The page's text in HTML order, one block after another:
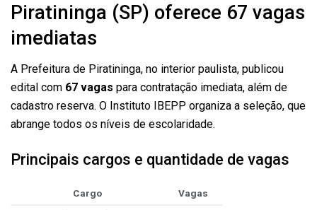
Piratininga (SP) oferece 67 vagas
imediatas
A Prefeitura de Piratininga, no interior paulista, publicou
edital com 67 vagas para contratação imediata, além de
cadastro reserva. O Instituto IBEPP organiza a seleção, que
abrange todos os níveis de escolaridade.
Principais cargos e quantidade de vagas
Cargo Vagas